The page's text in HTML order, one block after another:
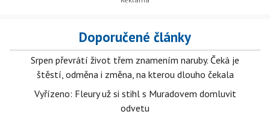
Doporučené články
Srpen převrátí život třem znamením naruby. Čeká je
štěstí, odměna i změna, na kterou dlouho čekala
Vyřízeno: Fleury už si stihl s Muradovem domluvit
odvetu